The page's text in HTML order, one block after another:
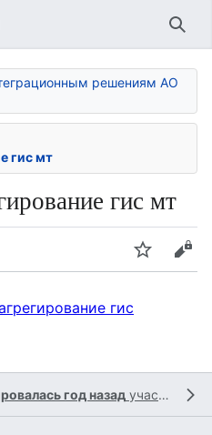
решениям АО
гис мт
гис мт
Следить
гис
год назад участником